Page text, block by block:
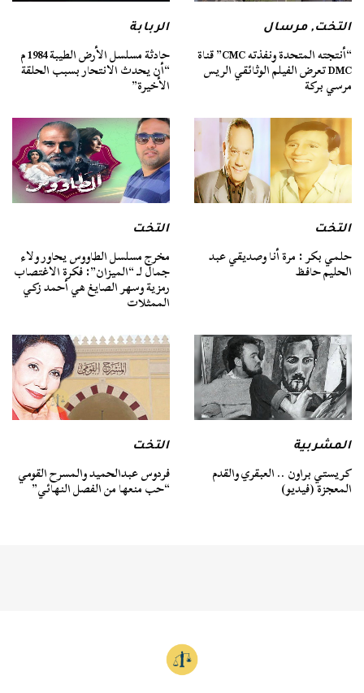
التخت,مرسال
“أنتجته المتحدة ونفذته CMC” قناة
DMC تعرض الفيلم الوثائقي الريس
مرسي بركة
الربابة
حادثة مسلسل الأرض الطيبة 1984 م
“أن يحدث الانتحار بسبب الحلقة
الأخيرة”
التخت
حلمي بكر : مرة أنا وصديقي عبد
الحليم حافظ
التخت
مخرج مسلسل الطاووس يحاور ولاء
جمال لـ “الميزان”: فكرة الاغتصاب
رمزية وسهر الصايغ هي أحمد زكي
الممثلات
المشربية
كريستي براون .. العبقري والقدم
المعجزة (فيديو)
التخت
فردوس عبدالحميد والمسرح القومي
“حب منعها من الفصل النهائي”